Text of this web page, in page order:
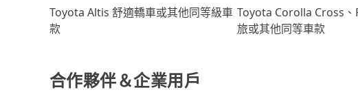
Toyota Altis 舒適轎車或其他同等級車
款
Toyota Corolla Cross、
旅或其他同等車款
合作夥伴＆企業用戶